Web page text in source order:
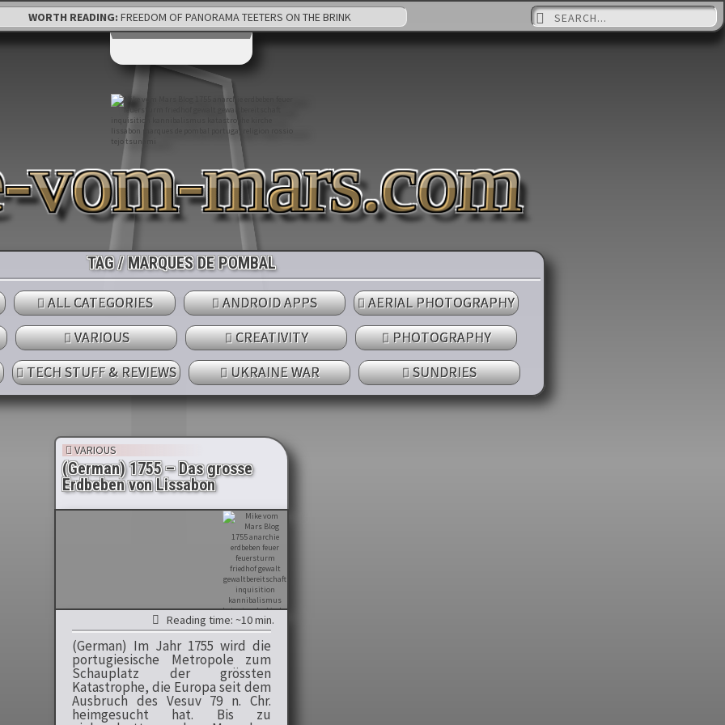
Suche nach:
WORTH READING:FREEDOM OF PANORAMA TEETERS ON THE BRINK
vom-mars.com
TAG / MARQUES DE POMBAL
ALL CATEGORIES ANDROID APPS
AERIAL PHOTOGRAPHY
VARIOUS CREATIVITY
PHOTOGRAPHY
TECH STUFF & REVIEWS UKRAINE WAR SUNDRIES
VARIOUS
(German) 1755 – Das grosse
Erdbeben von Lissabon
Reading time: ~10 min.
(German) Im Jahr 1755 wird die
portugiesische Metropole zum
Schauplatz der grössten
Katastrophe, die Europa seit dem
Ausbruch des Vesuv 79 n. Chr.
heimgesucht hat. Bis zu